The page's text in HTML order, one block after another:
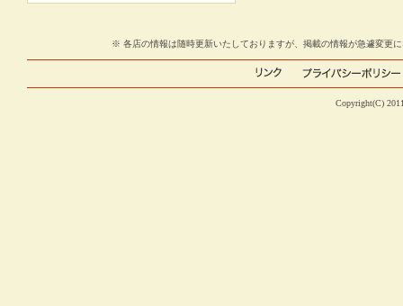
※ 各店の情報は随時更新いたしておりますが、掲載の情報が急遽変更
Copyright(C)